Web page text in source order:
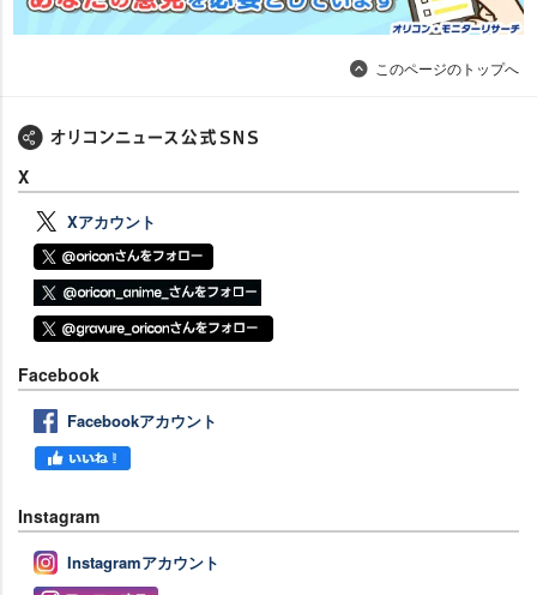
このページのトップへ
X
Xアカウント
Facebook
Facebookアカウント
Instagram
Instagramアカウント